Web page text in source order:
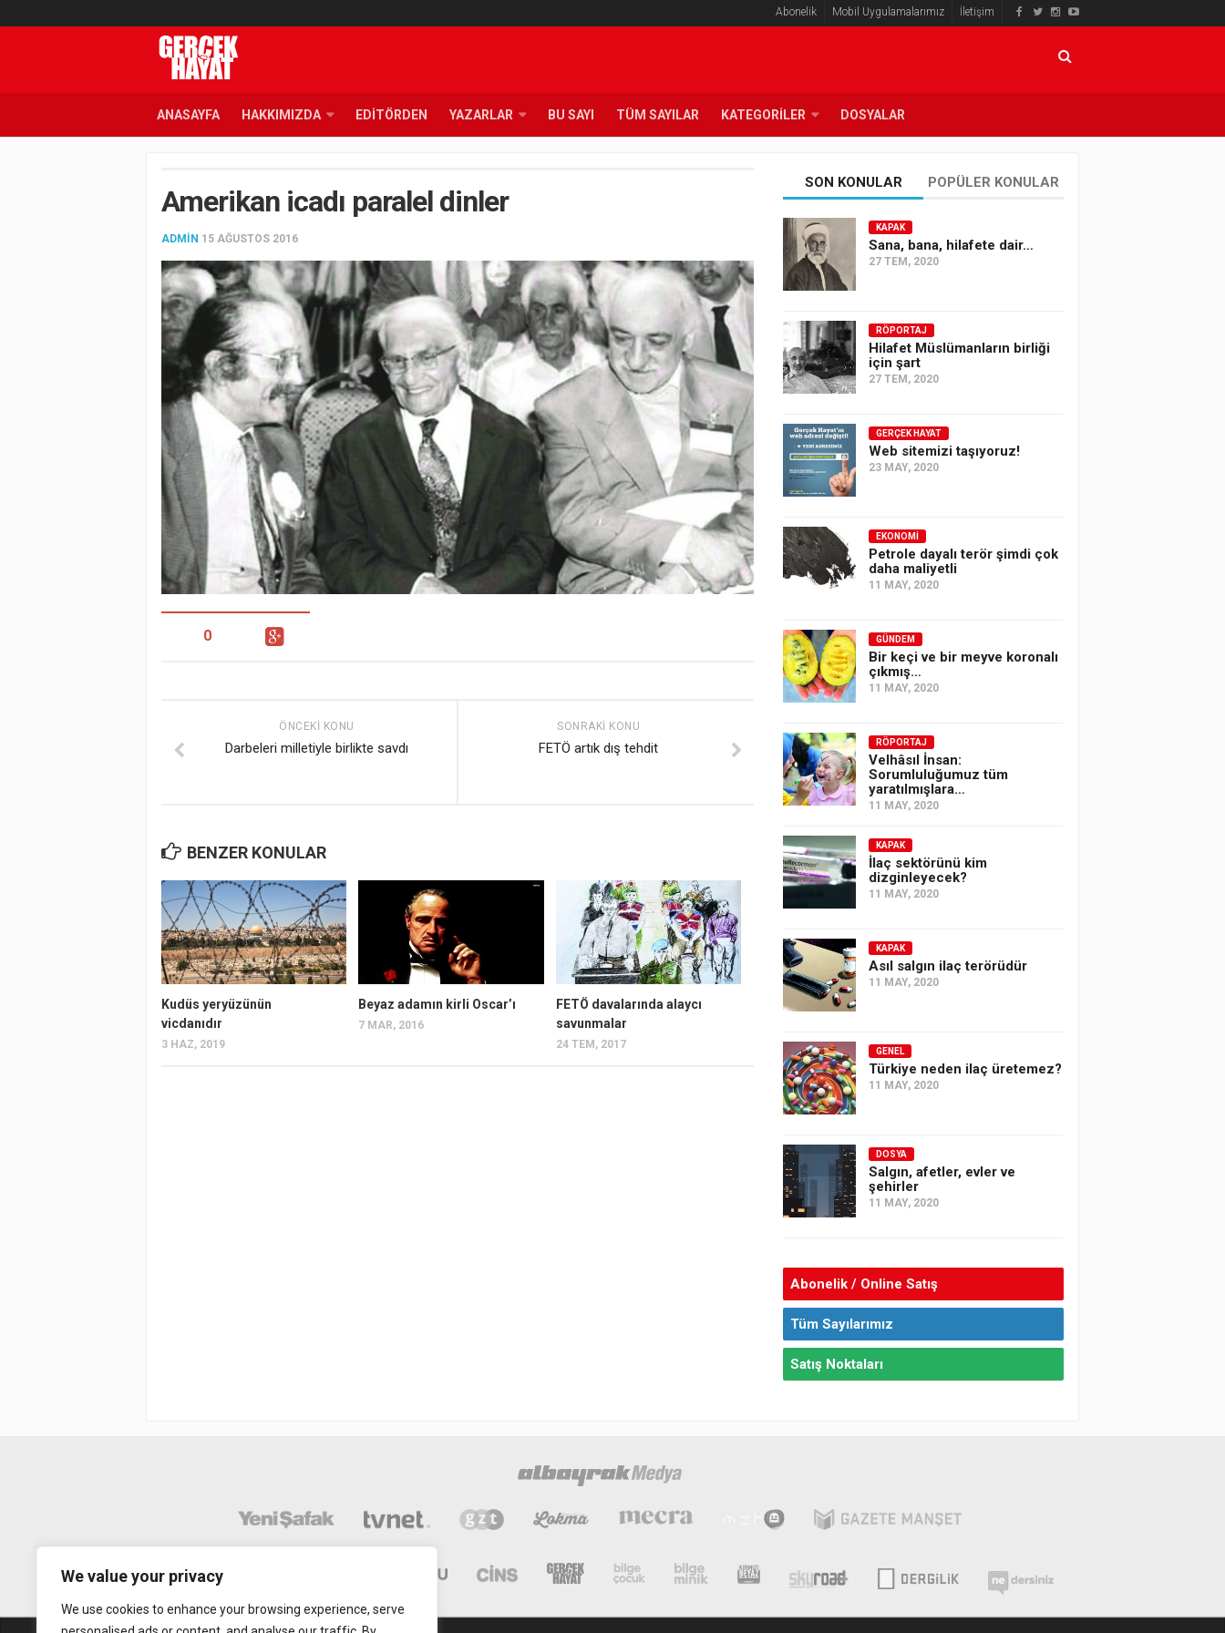
We value your privacy
We use cookies to enhance your browsing experience, serve
Abonelik Mobil Uygulamalarımız İletişim
ANASAYFA HAKKIMIZDA EDITÖRDEN YAZARLAR BU SAYI TÜM SAYILAR KATEGORILER DOSYALAR
Amerikan icadı paralel dinler
ADMIN 15 AĞUSTOS 2016
0
SONRAKI KONU
FETÖ artık dış tehdit
ÖNCEKI KONU
Darbeleri milletiyle birlikte savdı
BENZER KONULAR
Kudüs yeryüzünün
vicdanıdır
3 HAZ, 2019
Beyaz adamın kirli Oscar’ı
7 MAR, 2016
FETÖ davalarında alaycı
savunmalar
24 TEM, 2017
SON KONULAR POPÜLER KONULAR
KAPAK
Sana, bana, hilafete dair…
27 TEM, 2020
RÖPORTAJ
Hilafet Müslümanların birliği
için şart
27 TEM, 2020
GERÇEK HAYAT
Web sitemizi taşıyoruz!
23 MAY, 2020
EKONOMI
Petrole dayalı terör şimdi çok
daha maliyetli
11 MAY, 2020
GÜNDEM
Bir keçi ve bir meyve koronalı
çıkmış…
11 MAY, 2020
RÖPORTAJ
Velhâsıl İnsan:
Sorumluluğumuz tüm
yaratılmışlara…
11 MAY, 2020
KAPAK
İlaç sektörünü kim
dizginleyecek?
11 MAY, 2020
KAPAK
Asıl salgın ilaç terörüdür
11 MAY, 2020
GENEL
Türkiye neden ilaç üretemez?
11 MAY, 2020
DOSYA
Salgın, afetler, evler ve
şehirler
11 MAY, 2020
Abonelik / Online Satış
Tüm Sayılarımız
Satış Noktaları